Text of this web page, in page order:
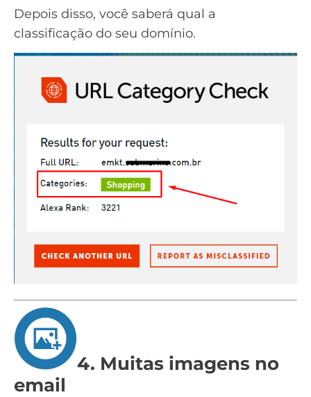
Depois disso, você saberá qual a
classificação do seu domínio.
4. Muitas imagens no
email